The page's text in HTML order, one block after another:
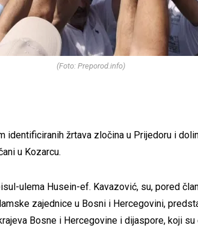
(Foto: Preporod.info)
identificiranih žrtava zločina u Prijedoru i
u Kozarcu.
ulema Husein-ef. Kavazović, su, pored
zajednice u Bosni i Hercegovini,
Bosne i Hercegovine i dijaspore, koji